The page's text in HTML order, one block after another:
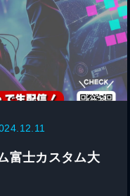
富士カスタム大